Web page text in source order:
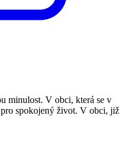
minulost. V obci, která se v
pro spokojený život. V obci, již